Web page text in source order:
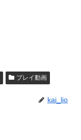
プレイ動画
kai_lio